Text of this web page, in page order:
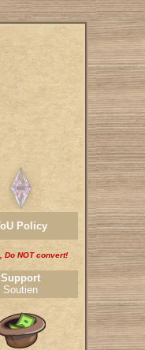
Policy
Do NOT convert!
Support
Soutien